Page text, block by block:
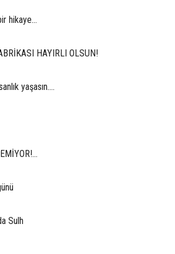
hikaye...
HAYIRLI OLSUN!
yaşasın….
Sulh